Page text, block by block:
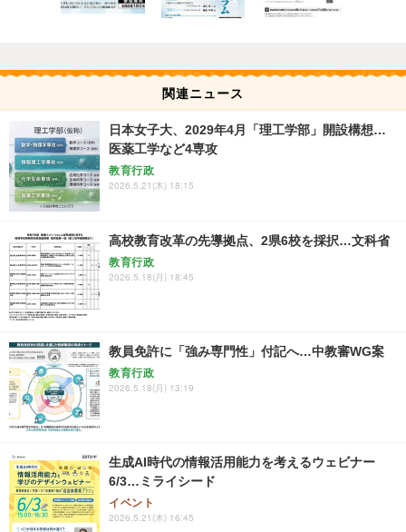
関連ニュース
日本女子大、2029年4月「理工学部」開設構想…
医薬工学など4専攻
教育行政
2026.5.21(木) 18:15
高校教育改革の先導拠点、2県6校を採択…文科省
教育行政
2026.5.18(月) 18:45
教員免許に「強み専門性」付記へ…中教審WG案
教育行政
2026.5.18(月) 13:19
生成AI時代の情報活用能力を考えるウェビナー
6/3…ミライシード
イベント
2026.5.21(木) 16:45